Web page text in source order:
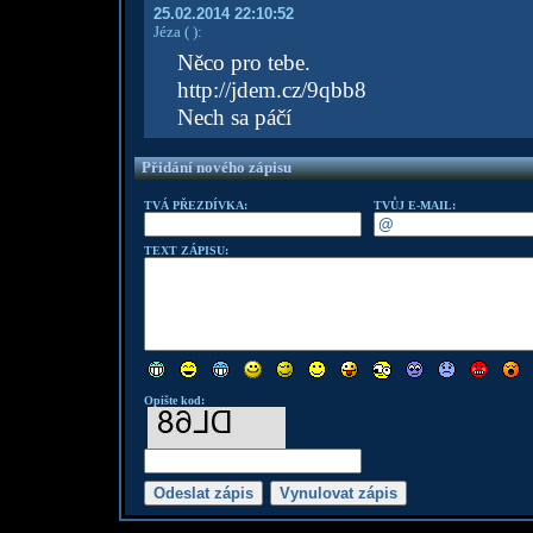
25.02.2014 22:10:52
Jéza( ):
Něco pro tebe.
http://jdem.cz/9qbb8
Nech sa páčí
Přidání nového zápisu
TVÁ PŘEZDÍVKA: TVŮJ E-MAIL:
TEXT ZÁPISU:
Opište kod: